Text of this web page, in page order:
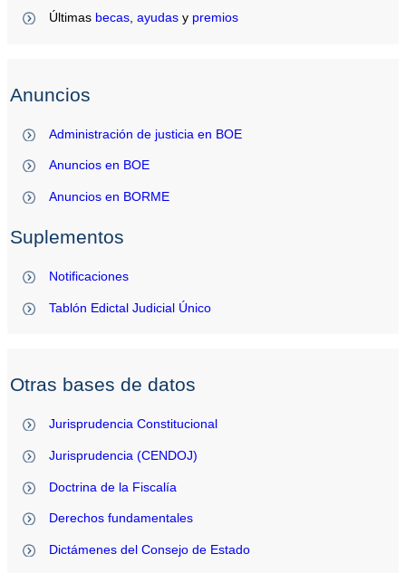
Últimas becas ,ayudas y premios
Anuncios
Administración de justicia en BOE
Anuncios en BOE
Anuncios en BORME
Suplementos
Notificaciones
Tablón Edictal Judicial Único
Otras bases de datos
Jurisprudencia Constitucional
Jurisprudencia (CENDOJ)
Doctrina de la Fiscalía
Derechos fundamentales
Dictámenes del Consejo de Estado